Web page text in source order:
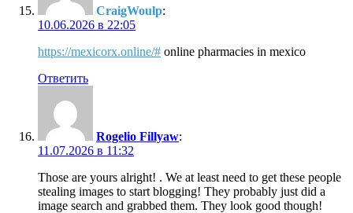
CraigWoulp:
10.06.2026 в 22:05
https://mexicorx.online/# online pharmacies in mexico
Ответить
Rogelio Fillyaw:
11.07.2026 в 11:32
Those are yours alright! . We at least need to get these people
stealing images to start blogging! They probably just did a
image search and grabbed them. They look good though!